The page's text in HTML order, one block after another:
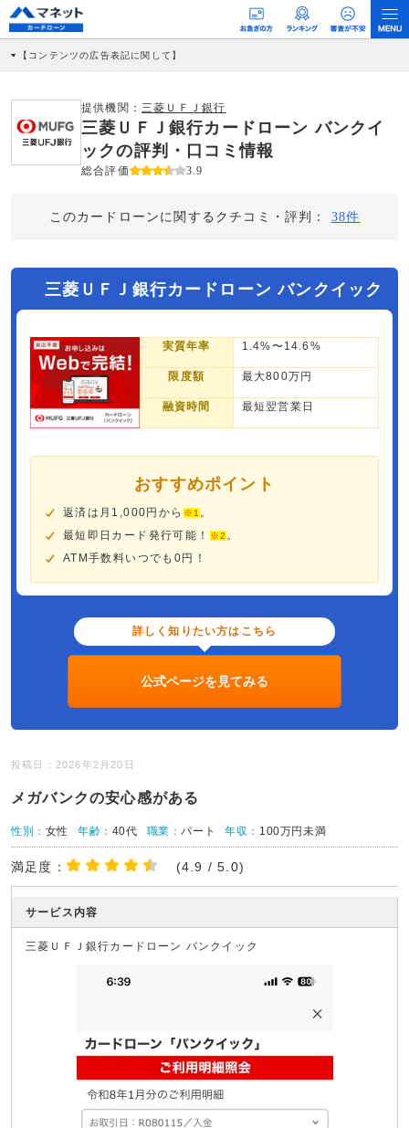
【コンテンツの広告表記に関して】
社に対して企業から紹介報酬が支払われるという収益モデルです。 ただし、特定の
商品を根拠なくPRするものではなく、当編集部の調査／ユーザーへの口コミ収集な
どに基づき、公平性を担保した情報提供を行っています。
>提携企業一覧
提供機関： 三菱ＵＦＪ銀行
三菱ＵＦＪ銀行カードローン バンクイ
ックの評判・口コミ情報
総合評価 3.9
このカードローンに関するクチコミ・評判： 38件
三菱ＵＦＪ銀行カードローン バンクイック
実質年率 1.4%〜14.6%
限度額 最大800万円
融資時間 最短翌営業日
おすすめポイント
返済は月1,000円から ※1 。
最短即日カード発行可能！
※2 。
ATM手数料いつでも0円！
詳しく知りたい方はこちら
公式ページを見てみる
投稿日：2026年2月20日
メガバンクの安心感がある
性別： 女性 年齢： 40代 職業：パート 年収： 100万円未満
満足度： (4.9 / 5.0)
サービス内容
三菱ＵＦＪ銀行カードローン バンクイック